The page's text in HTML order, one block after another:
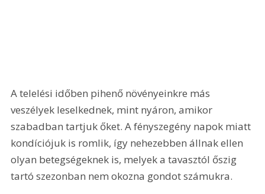
A telelési időben pihenő növényeinkre más
veszélyek leselkednek, mint nyáron, amikor
szabadban tartjuk őket. A fényszegény napok miatt
kondíciójuk is romlik, így nehezebben állnak ellen
olyan betegségeknek is, melyek a tavasztól őszig
tartó szezonban nem okozna gondot számukra.